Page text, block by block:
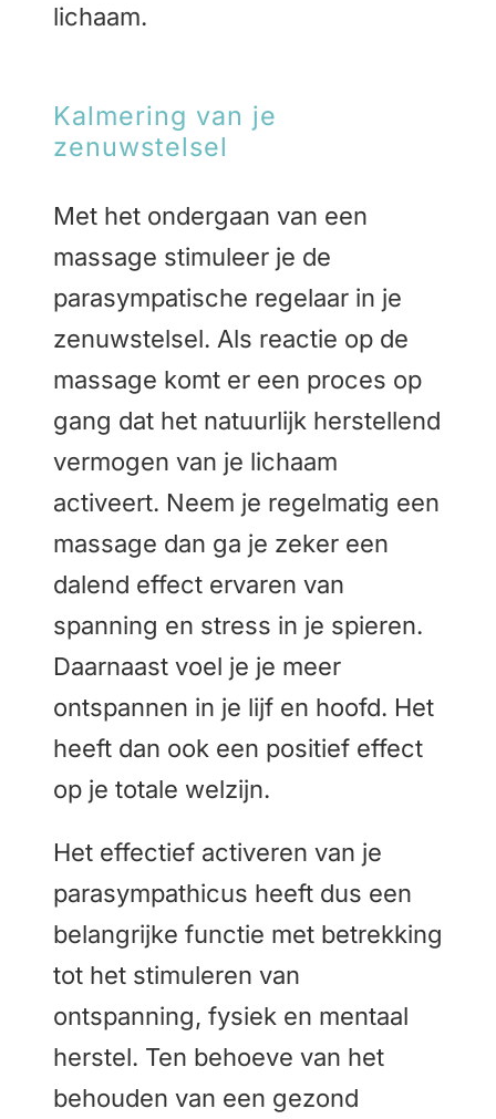
lichaam.
Kalmering van je
zenuwstelsel
Met het ondergaan van een
massage stimuleer je de
parasympatische regelaar in je
zenuwstelsel. Als reactie op de
massage komt er een proces op
gang dat het natuurlijk herstellend
vermogen van je lichaam
activeert. Neem je regelmatig een
massage dan ga je zeker een
dalend effect ervaren van
spanning en stress in je spieren.
Daarnaast voel je je meer
ontspannen in je lijf en hoofd. Het
heeft dan ook een positief effect
op je totale welzijn.
Het effectief activeren van je
parasympathicus heeft dus een
belangrijke functie met betrekking
tot het stimuleren van
ontspanning, fysiek en mentaal
herstel. Ten behoeve van het
behouden van een gezond